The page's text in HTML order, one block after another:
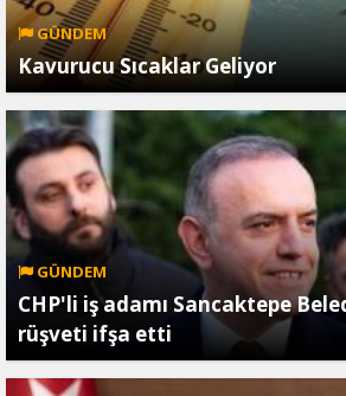
GÜNDEM
Kavurucu Sıcaklar Geliyor
GÜNDEM
CHP'li iş adamı Sancaktepe
rüşveti ifşa etti